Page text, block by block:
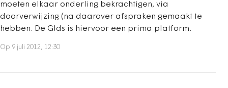
moeten elkaar onderling bekrachtigen, via
doorverwijzing (na daarover afspraken gemaakt te
hebben. De G!ds is hiervoor een prima platform.
Op 9 juli 2012, 12:30